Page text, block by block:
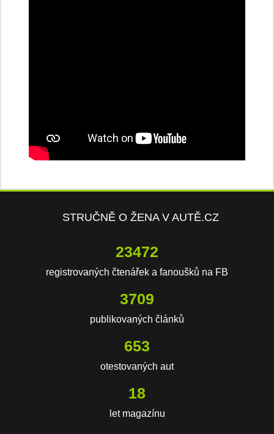
STRUČNĚ O ŽENA V AUTĚ.CZ
23472
registrovaných čtenářek a fanoušků na FB
3709
publikovaných článků
653
otestovaných aut
18
let magazínu